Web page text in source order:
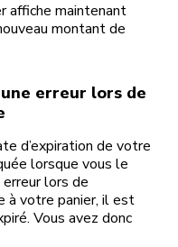
affiche maintenant
montant de
erreur lors de
d’expiration de votre
lorsque vous le
lors de
à votre panier, il est
Vous avez donc